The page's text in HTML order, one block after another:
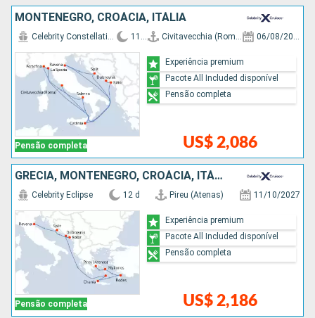
MONTENEGRO, CROÁCIA, ITÁLIA
Pensão completa
Celebrity Constellation 11 d Civitavecchia (Roma) 06/08/2027
US$ 2,086
Experiência premium
Pacote All Included disponível
Pensão completa
GRÉCIA, MONTENEGRO, CROÁCIA, ITÁLIA
Pensão completa
Celebrity Eclipse 12 d Pireu (Atenas) 11/10/2027
US$ 2,186
Experiência premium
Pacote All Included disponível
Pensão completa